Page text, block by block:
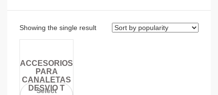
Showing the single result
ACCESORIOS
PARA
CANALETAS
DESVIO T
Select